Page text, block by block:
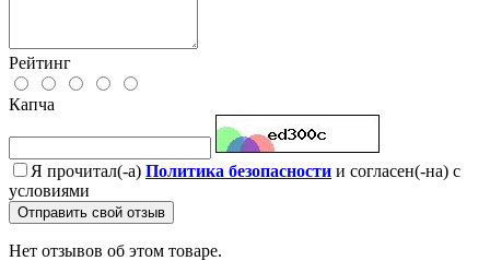
Рейтинг
Капча
Я прочитал(-а) Политика безопасности и согласен(-на) с
условиями
Отправить свой отзыв
Нет отзывов об этом товаре.